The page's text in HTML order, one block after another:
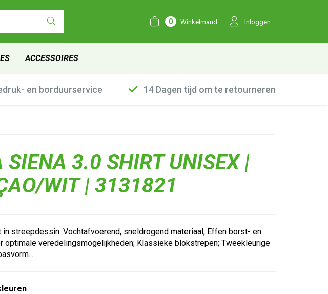
0 Winkelmand Inloggen
ACCESSOIRES
en borduurservice 14 Dagen tijd om te retourneren
SIENA 3.0 SHIRT UNISEX |
WIT | 3131821
in streepdessin. Vochtafvoerend, sneldrogend materiaal; Effen borst- en
optimale veredelingsmogelijkheden; Klassieke blokstrepen; Tweekleurige